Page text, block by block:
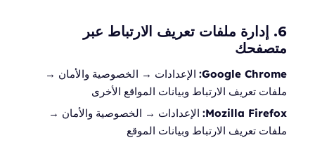
6. إدارة ملفات تعريف الارتباط عبر
متصفحك
Google Chrome: الإعدادات → الخصوصية والأمان →
ملفات تعريف الارتباط وبيانات المواقع الأخرى
Mozilla Firefox: الإعدادات → الخصوصية والأمان →
ملفات تعريف الارتباط وبيانات الموقع